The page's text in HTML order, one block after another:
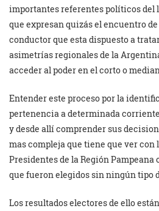
importantes referentes políticos del
que expresan quizás el encuentro
conductor que esta dispuesto a
asimetrías regionales de la
acceder al poder en el corto o
Entender este proceso por la
pertenencia a determinada
y desde allí comprender sus
mas compleja que tiene que ver
Presidentes de la Región Pampeana
que fueron elegidos sin ningún tipo
Los resultados electores de ello